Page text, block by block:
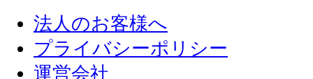
法人のお客様へ
プライバシーポリシー
運営会社